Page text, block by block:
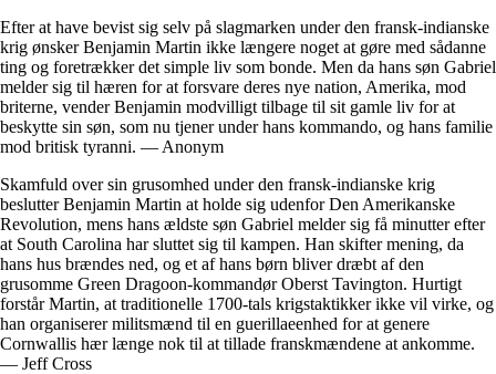
Efter at have bevist sig selv på slagmarken under den fransk-indianske
krig ønsker Benjamin Martin ikke længere noget at gøre med sådanne
ting og foretrækker det simple liv som bonde. Men da hans søn Gabriel
melder sig til hæren for at forsvare deres nye nation, Amerika, mod
briterne, vender Benjamin modvilligt tilbage til sit gamle liv for at
beskytte sin søn, som nu tjener under hans kommando, og hans familie
mod britisk tyranni. — Anonym
Skamfuld over sin grusomhed under den fransk-indianske krig
beslutter Benjamin Martin at holde sig udenfor Den Amerikanske
Revolution, mens hans ældste søn Gabriel melder sig få minutter efter
at South Carolina har sluttet sig til kampen. Han skifter mening, da
hans hus brændes ned, og et af hans børn bliver dræbt af den
grusomme Green Dragoon-kommandør Oberst Tavington. Hurtigt
forstår Martin, at traditionelle 1700-tals krigstaktikker ikke vil virke, og
han organiserer militsmænd til en guerillaeenhed for at genere
Cornwallis hær længe nok til at tillade franskmændene at ankomme.
— Jeff Cross